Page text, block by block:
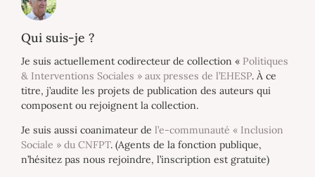
Qui suis-je ?
Je suis actuellement codirecteur de collection « Politiques
& Interventions Sociales » aux presses de l’EHESP. À ce
titre, j’audite les projets de publication des auteurs qui
composent ou rejoignent la collection.
Je suis aussi coanimateur de l’e-communauté « Inclusion
Sociale » du CNFPT. (Agents de la fonction publique,
n’hésitez pas nous rejoindre, l’inscription est gratuite)